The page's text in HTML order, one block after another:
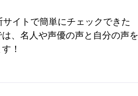
イトで簡単にチェックできた
、名人や声優の声と自分の声を
！